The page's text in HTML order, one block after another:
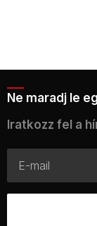
Ne maradj le
Iratkozz fel a